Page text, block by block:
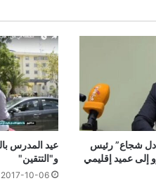
شجاع” رئيس
إلى عميد إقليمي
عيد المدرس
و"التتقين"
2017-10-06